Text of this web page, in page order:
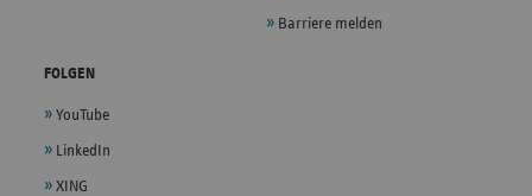
Barriere melden
FOLGEN
YouTube
LinkedIn
XING